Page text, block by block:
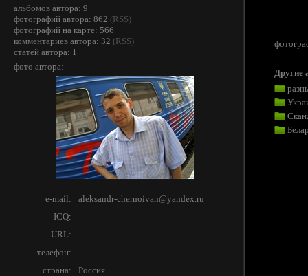
альбомов автора: 9
фотографий автора: 862 (RSS)
фотографий на карте: 566
комментариев автора: 32 (RSS)
статей автора: 1
фото автора:
e-mail:
aleksandr-chernoivan@yandex.ru
ICQ:
-
URL:
-
телефон:
-
страна:
Россия
Другие